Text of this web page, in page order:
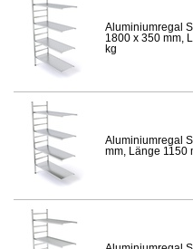
Aluminiumregal
1800 x 350 mm,
kg
Aluminiumregal
mm, Länge 1150